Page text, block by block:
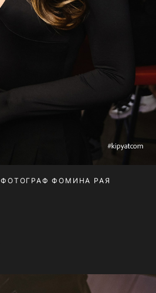
ФОТОГРАФ ФОМИНА РАЯ